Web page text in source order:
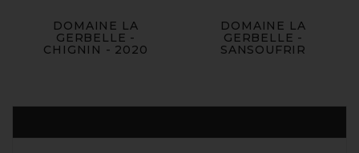
DOMAINE LA
GERBELLE -
CHIGNIN - 2020
DOMAINE LA
GERBELLE -
SANSOUFRIR